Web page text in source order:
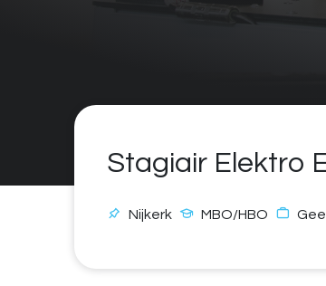
Stagiair Elektro
Nijkerk MBO/HBO